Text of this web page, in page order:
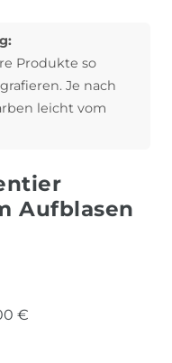
Produkte so
Je nach
leicht vom
Aufblasen
€